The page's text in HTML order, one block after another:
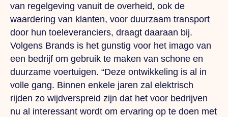
van regelgeving vanuit de overheid, ook de
waardering van klanten, voor duurzaam transport
door hun toeleveranciers, draagt daaraan bij.
Volgens Brands is het gunstig voor het imago van
een bedrijf om gebruik te maken van schone en
duurzame voertuigen. “Deze ontwikkeling is al in
volle gang. Binnen enkele jaren zal elektrisch
rijden zo wijdverspreid zijn dat het voor bedrijven
nu al interessant wordt om ervaring op te doen met